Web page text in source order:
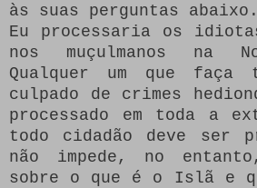
às suas perguntas abaixo.
Eu processaria os
nos muçulmanos na
Qualquer um que
culpado de crimes
processado em toda a
todo cidadão deve ser
não impede, no
sobre o que é o Islã e